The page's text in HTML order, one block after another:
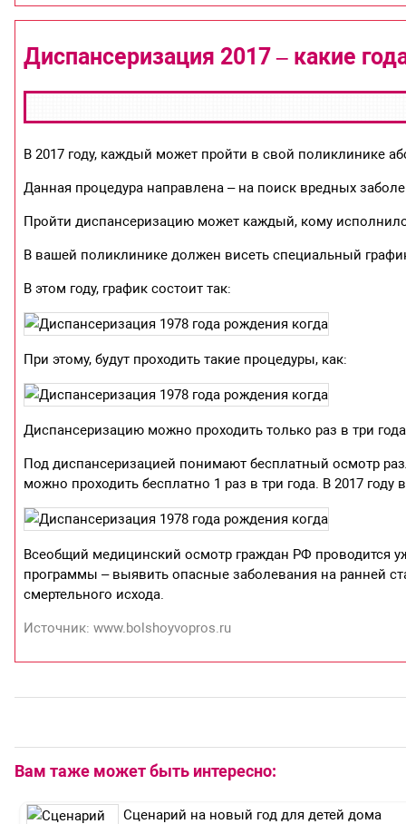
Диспансеризация 2017 – какие
В 2017 году, каждый может пройти в свой поликлинике
Данная процедура направлена – на поиск вредных
Пройти диспансеризацию может каждый, кому
В вашей поликлинике должен висеть специальный
В этом году, график состоит так:
При этому, будут проходить такие процедуры, как:
Диспансеризацию можно проходить только раз в три
Под диспансеризацией понимают бесплатный осмотр
можно проходить бесплатно 1 раз в три года. В 2017
Всеобщий медицинский осмотр граждан РФ проводится
программы – выявить опасные заболевания на ранней
смертельного исхода.
Источник: www.bolshoyvopros.ru
Вам таже может быть интересно:
Сценарий на новый год для детей дома